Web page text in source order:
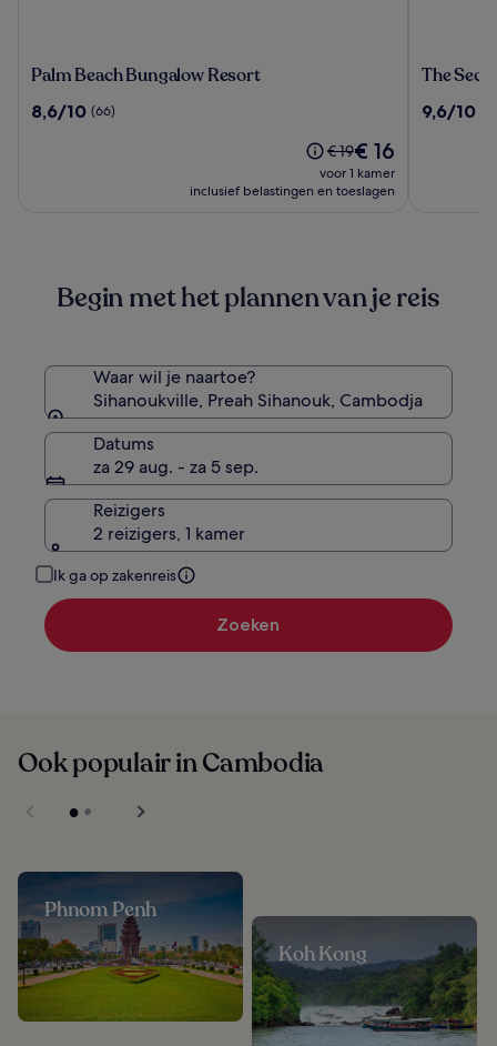
Palm
Bungalow
Palm Beach Bungalow Resort
8.6
8,6/10 (66)
De
prijs
was
over
het
€ 19De
prijs
is
€ 16
voor 1 kamer
inclusief belastingen en toeslagen
The
Garden
The
9.6
9,6/10
Begin met het plannen van je reis
Waar wil je naartoe?
Sihanoukville, Preah Sihanouk, Cambodja
Datums
za 29 aug. - za 5 sep.
Reizigers
2 reizigers, 1 kamer
Ik ga op zakenreis
Zoeken
Ook populair in Cambodia
Phnom Penh
Koh Kong